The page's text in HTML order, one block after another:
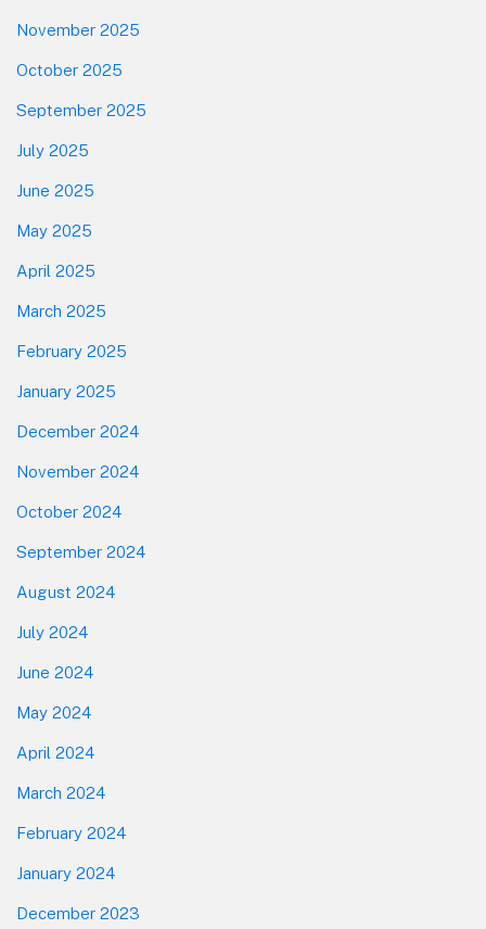
November 2025
October 2025
September 2025
July 2025
June 2025
May 2025
April 2025
March 2025
February 2025
January 2025
December 2024
November 2024
October 2024
September 2024
August 2024
July 2024
June 2024
May 2024
April 2024
March 2024
February 2024
January 2024
December 2023